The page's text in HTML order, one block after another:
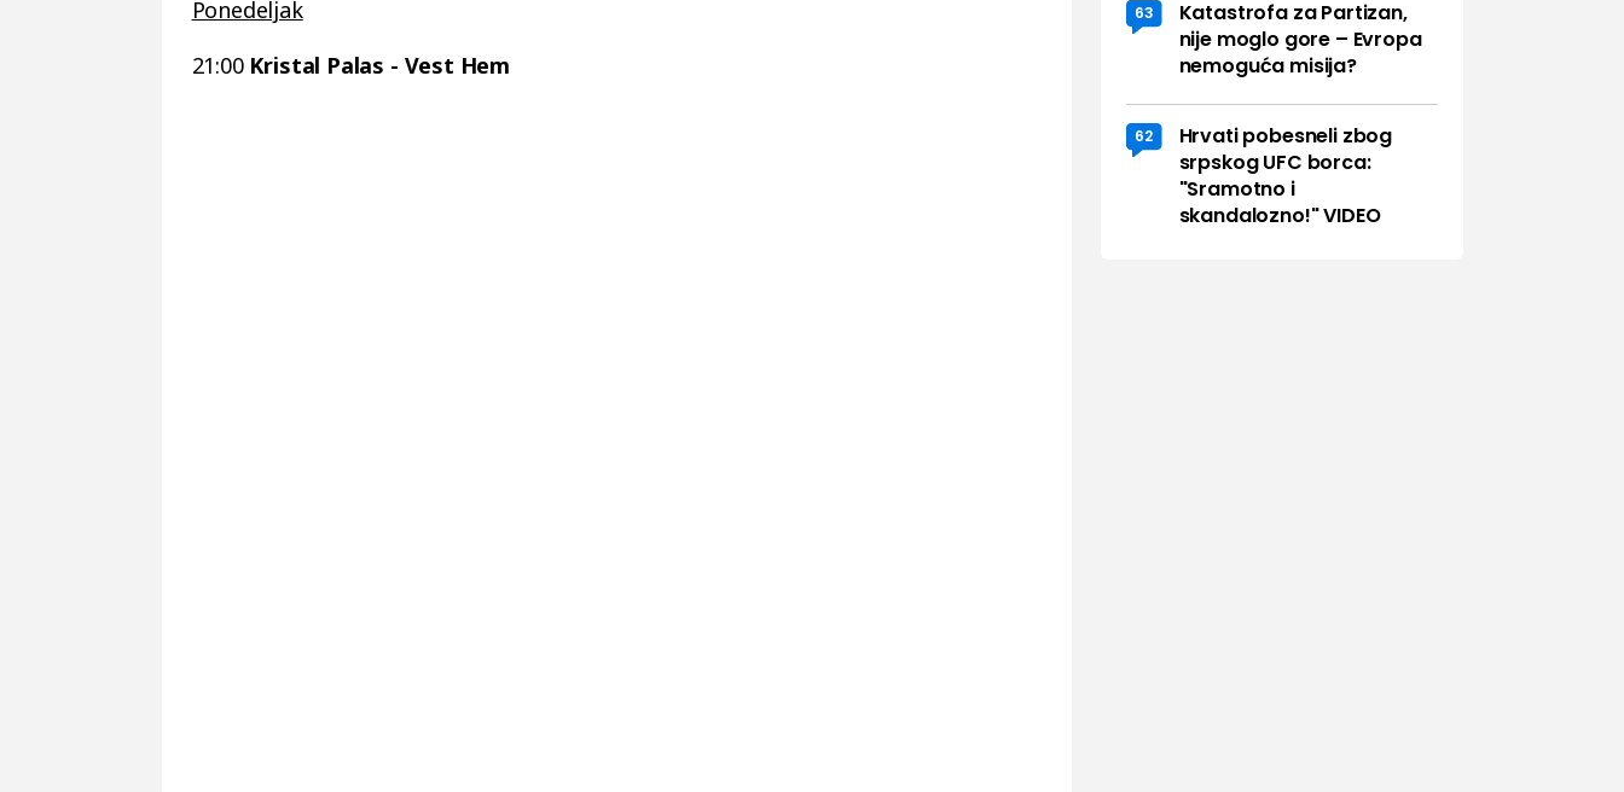
Ponedeljak
21:00 Kristal Palas - Vest Hem
63
Katastrofa za Partizan,
nije moglo gore – Evropa
nemoguća misija?
62
Hrvati pobesneli zbog
srpskog UFC borca:
"Sramotno i
skandalozno!" VIDEO